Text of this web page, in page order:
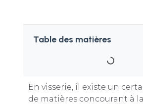
Table des matières
En visserie, il existe un
de matières concourant à